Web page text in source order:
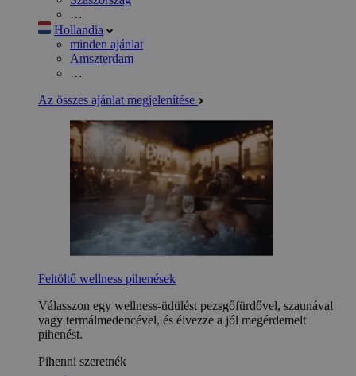
…
Hollandia
minden ajánlat
Amszterdam
…
Az összes ajánlat megjelenítése
Feltöltő wellness pihenések
Válasszon egy wellness-üdülést pezsgőfürdővel, szaunával
vagy termálmedencével, és élvezze a jól megérdemelt
pihenést.
Pihenni szeretnék